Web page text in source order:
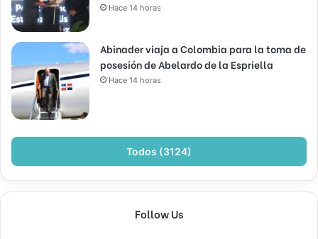
Hace 14 horas
Abinader viaja a Colombia para la toma de
posesión de Abelardo de la Espriella
Hace 14 horas
Todos (3124)
Follow Us